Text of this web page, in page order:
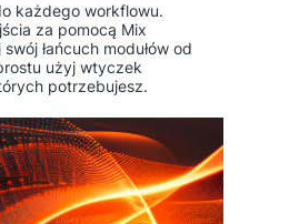
każdego workflowu.
za pomocą Mix
łańcuch modułów od
użyj wtyczek
potrzebujesz.